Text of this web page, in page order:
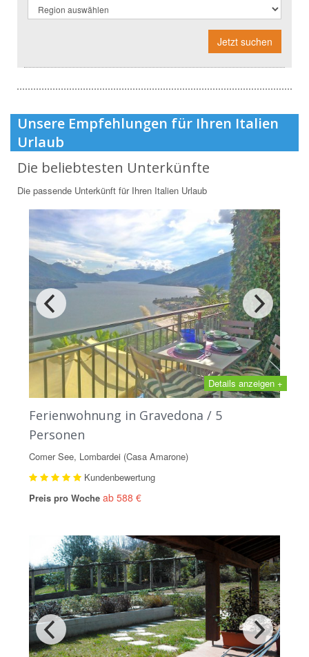
Jetzt suchen
Unsere Empfehlungen für Ihren Italien
Urlaub
Die beliebtesten Unterkünfte
Die passende Unterkünft für Ihren Italien Urlaub
Details anzeigen +
Ferienwohnung in Gravedona / 5
Personen
Comer See, Lombardei (Casa Amarone)
Kundenbewertung
Preis pro Woche ab 588 €